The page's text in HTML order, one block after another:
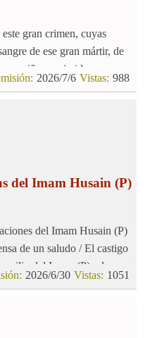
gran crimen, cuyas
de ese gran mártir, de
y niños oprimidos, no
en el marco de los
con su deber de
estos mártires.
988
Vistas:
2026/7/6
del Imam Husain (P)
del Imam Husain (P)
de un saludo / El castigo
del Imam (P) y la
1051
Vistas:
2026/6/30